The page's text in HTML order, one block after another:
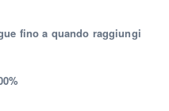
fino a quando raggiungi